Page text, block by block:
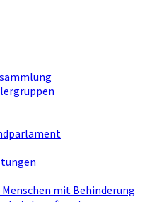
mit Behinderung